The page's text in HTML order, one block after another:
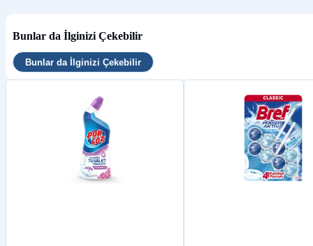
Bunlar da İlginizi Çekebilir
Bunlar da İlginizi Çekebilir